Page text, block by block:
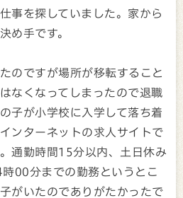
事を探していました。家から
め手です。
のですが場所が移転すること
なくなってしまったので退職
子が小学校に入学して落ち着
ンターネットの求人サイトで
通勤時間15分以内、土日休み
00分までの勤務というとこ
がいたのでありがたかったで